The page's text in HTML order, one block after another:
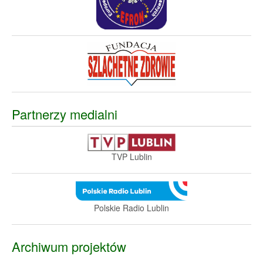
Partnerzy medialni
TVP Lublin
Polskie Radio Lublin
Archiwum projektów